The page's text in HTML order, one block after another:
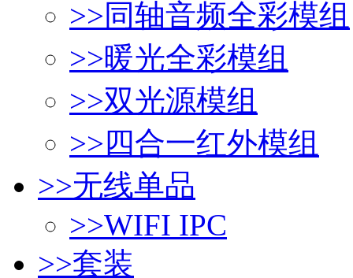
>>同轴音频全彩模组
>>暖光全彩模组
>>双光源模组
>>四合一红外模组
>>无线单品
>>WIFI IPC
>>套装